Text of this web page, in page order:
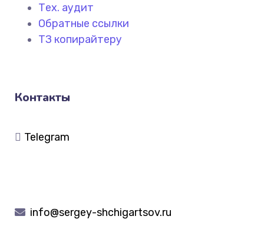
Тех. аудит
Обратные ссылки
ТЗ копирайтеру
Контакты
Telegram
info@sergey-shchigartsov.ru